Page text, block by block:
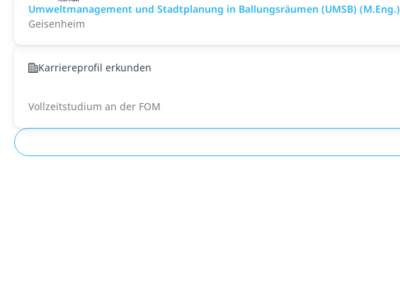
Umweltmanagement und Stadtplanung in Ballungsräumen (UMSB) (M.Eng.)
Geisenheim
Karriereprofil erkunden
Vollzeitstudium an der FOM